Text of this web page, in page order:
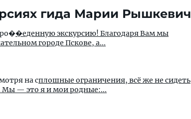
гида Марии Рышкевич
�еденную экскурсию! Благодаря Вам мы
городе Пскове, а...
на сплошные ограничения, всё же не сидеть
Мы — это я и мои родные:...